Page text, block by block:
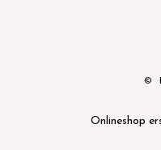
©
Onlineshop